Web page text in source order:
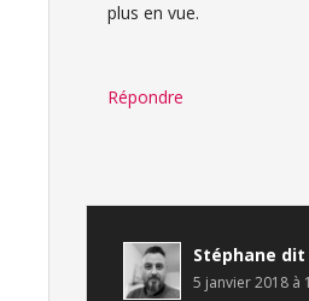
plus en vue.
Répondre
Stéphane dit
5 janvier 2018 à